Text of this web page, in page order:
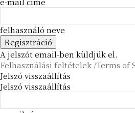
felhasználó neve
A jelszót email-ben küldjük el.
Felhasználási feltételek /Terms of
Jelszó visszaállítás
Jelszó visszaállítás